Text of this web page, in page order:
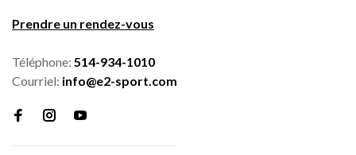
Prendre un rendez-vous
Téléphone: 514-934-1010
Courriel: info@e2-sport.com